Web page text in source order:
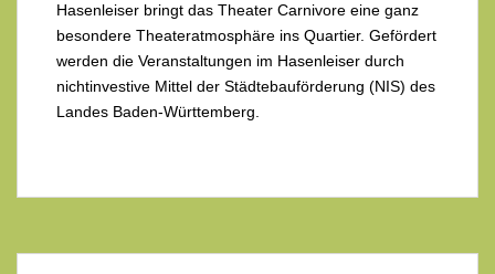
Hasenleiser bringt das Theater Carnivore eine ganz
besondere Theateratmosphäre ins Quartier. Gefördert
werden die Veranstaltungen im Hasenleiser durch
nichtinvestive Mittel der Städtebauförderung (NIS) des
Landes Baden-Württemberg.